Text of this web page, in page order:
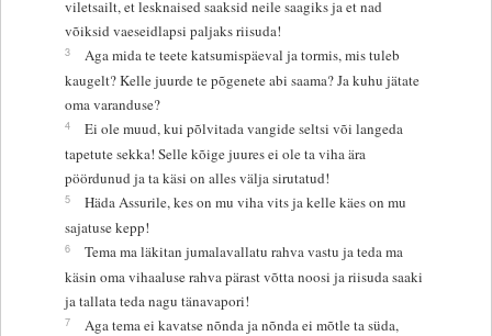
viletsailt, et lesknaised saaksid neile saagiks ja et nad
võiksid vaeseidlapsi paljaks riisuda!
3
Aga mida te teete katsumispäeval ja tormis, mis tuleb
kaugelt? Kelle juurde te põgenete abi saama? Ja kuhu jätate
oma varanduse?
4
Ei ole muud, kui põlvitada vangide seltsi või langeda
tapetute sekka! Selle kõige juures ei ole ta viha ära
pöördunud ja ta käsi on alles välja sirutatud!
5
Häda Assurile, kes on mu viha vits ja kelle käes on mu
sajatuse kepp!
6
Tema ma läkitan jumalavallatu rahva vastu ja teda ma
käsin oma vihaaluse rahva pärast võtta noosi ja riisuda saaki
ja tallata teda nagu tänavapori!
7
Aga tema ei kavatse nõnda ja nõnda ei mõtle ta süda,